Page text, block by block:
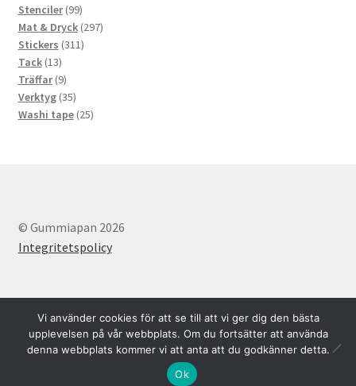
produkter
Stenciler 9999
produkter
Mat & Dryck 297297
Stickers 311311
Tack 1313
produkter
Träffar 99
produkter
Verktyg 3535
produkter
Washi tape 2525
© Gummiapan 2026
Integritetspolicy
Svenska English
Vi använder cookies för att se till att vi ger dig den bästa
upplevelsen på vår webbplats. Om du fortsätter att använda
denna webbplats kommer vi att anta att du godkänner detta.
Ok